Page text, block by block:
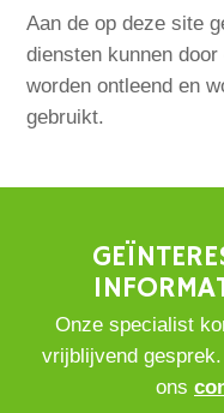
Aan de op deze site
diensten kunnen
worden ontleend en
gebruikt.
Onze specialist
vrijblijvend
ons